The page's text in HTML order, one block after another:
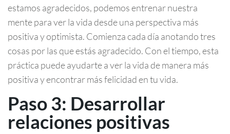
estamos agradecidos, podemos entrenar nuestra
mente para ver la vida desde una perspectiva más
positiva y optimista. Comienza cada día anotando tres
cosas por las que estás agradecido. Con el tiempo, esta
práctica puede ayudarte a ver la vida de manera más
positiva y encontrar más felicidad en tu vida.
Paso 3: Desarrollar
relaciones positivas